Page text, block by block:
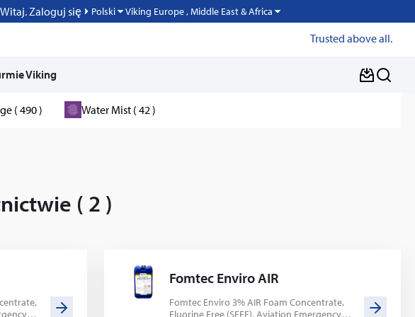
Witaj. Zaloguj się Polski Viking Europe , Middle East & Africa
Trusted above all.
Viking
( 490 ) Water Mist ( 42 )
( 2 )
Fomtec Enviro AIR
Fomtec Enviro 3% AIR Foam Concentrate,
Fluorine Free (SFFF), Aviation Emergency